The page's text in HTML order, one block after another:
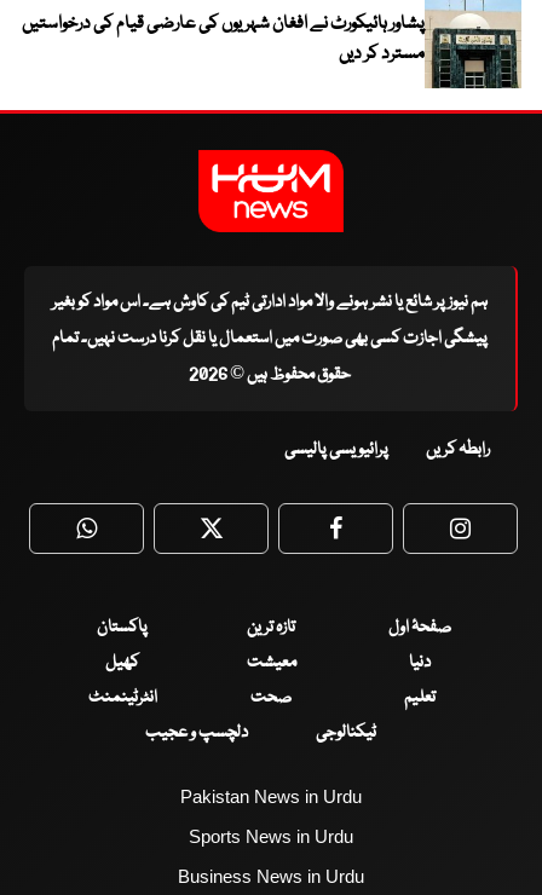
پشاور ہائیکورٹ نے افغان شہریوں کی عارضی قیام کی درخواستیں
مسترد کر دیں
ہم نیوز پر شائع یا نشر ہونے والا مواد ادارتی ٹیم کی کاوش ہے۔ اس مواد کو بغیر
پیشگی اجازت کسی بھی صورت میں استعمال یا نقل کرنا درست نہیں۔ تمام
حقوق محفوظ ہیں © 2026
رابطہ کریں پرائیویسی پالیسی
WhatsApp Twitter Facebook
صفحۂ اول تازہ ترین
پاکستان
دنیا
معیشت
کھیل
تعلیم
صحت
انٹرٹینمنٹ
ٹیکنالوجی
دلچسپ و عجیب
Pakistan News in Urdu
Sports News in Urdu
Business News in Urdu